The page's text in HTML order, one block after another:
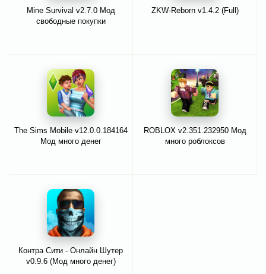
Mine Survival v2.7.0 Мод
свободные покупки
ZKW-Reborn v1.4.2 (Full)
The Sims Mobile v12.0.0.184164
Мод много денег
ROBLOX v2.351.232950 Мод
много роблоксов
Контра Сити - Онлайн Шутер
v0.9.6 (Мод много денег)